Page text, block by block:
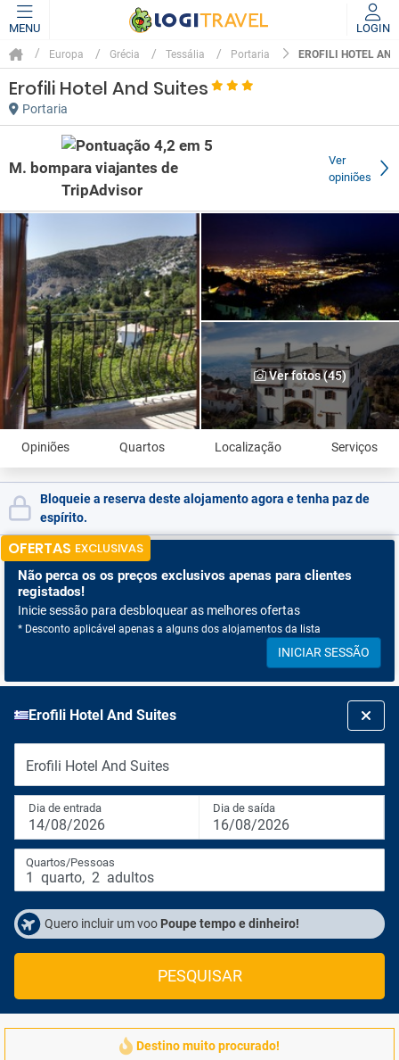
MENU LOGIN
Europa Grécia Tessália Portaria EROFILI HOTEL
Erofili Hotel And Suites
Portaria
M. bom
Ver
opiniões
Ver fotos (45)
Opiniões Quartos Localização Serviços
Bloqueie a reserva deste alojamento agora e tenha paz de
espírito.
OFERTAS EXCLUSIVAS
Não perca os os preços exclusivos apenas para clientes
registados!
Inicie sessão para desbloquear as melhores ofertas
* Desconto aplicável apenas a alguns dos alojamentos da lista
INICIAR SESSÃO
Erofili Hotel And Suites
Erofili Hotel And Suites
Dia de entrada
14/08/2026
Dia de saída
16/08/2026
Quartos/Pessoas
1 quarto, 2 adultos
Quero incluir um voo Poupe tempo e dinheiro!
PESQUISAR
Destino muito procurado!